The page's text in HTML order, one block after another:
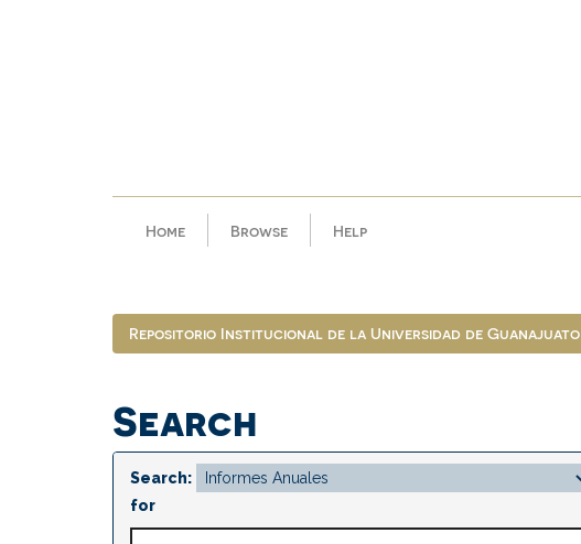
Home Browse Help
Repositorio Institucional de la Universidad de Guanajuato
Search
Search:
for